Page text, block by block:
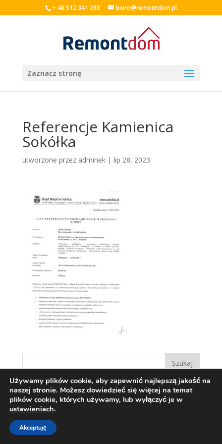
+ 48 512 341 288 biuro@remontdom.pl
Zaznacz stronę
Referencje Kamienica
Sokółka
utworzone przez adminek| lip 28, 2023
Używamy plików cookie, aby zapewnić najlepszą jakość na
naszej stronie. Możesz dowiedzieć się więcej na temat
plików cookie, których używamy, lub wyłączyć je w
ustawieniach.
Akceptuję